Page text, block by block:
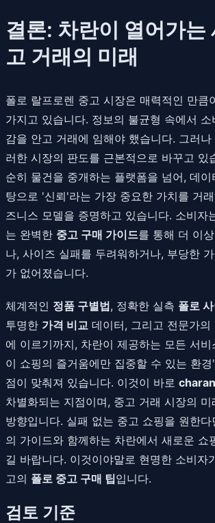
결론: 차란이 열어가는
고 거래의 미래
폴로 랄프로렌 중고 시장은 매력적인 만큼
가지고 있습니다. 정보의 불균형 속에서
감을 안고 거래에 임해야 했습니다. 그러나
러한 시장의 판도를 근본적으로 바꾸고 있
순히 물건을 중개하는 플랫폼을 넘어, 데
탕으로 '신뢰'라는 가장 중요한 가치를 거
즈니스 모델을 증명하고 있습니다. 소비자
는 완벽한 중고 구매 가이드를 통해 더 이
나, 사이즈 실패를 두려워하거나, 부당한
가 없어졌습니다.
체계적인 정품 구별법, 정확한 실측 폴로
투명한 가격 비교 데이터, 그리고 전문가
에 이르기까지, 차란이 제공하는 모든 서
이 쇼핑의 즐거움에만 집중할 수 있는 환
점이 맞춰져 있습니다. 이것이 바로 charan
차별화되는 지점이며, 중고 거래 시장의
방향입니다. 실패 없는 중고 쇼핑을 원한
의 가이드와 함께하는 차란에서 새로운 쇼
길 바랍니다. 이것이야말로 현명한 소비자
고의 폴로 중고 구매 팁입니다.
검토 기준